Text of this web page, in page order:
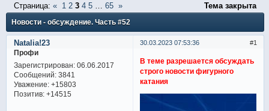
Новости - обсуждение. Часть #52
Страница: « 1 2 3 4 5 65 » Тема закрыта
1
30.03.2023 07:53:36
Natalia!23
Профи
Зарегистрирован: 06.06.2017
Сообщений:3841
Уважение: +15803
Позитив: +14515
В теме разрешается обсуждать
строго новости фигурного
катания